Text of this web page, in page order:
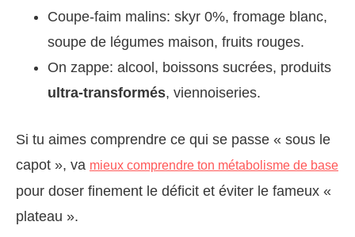
Coupe-faim malins: skyr 0%, fromage blanc,
soupe de légumes maison, fruits rouges.
On zappe: alcool, boissons sucrées, produits
ultra-transformés, viennoiseries.
Si tu aimes comprendre ce qui se passe « sous le
capot », va mieux comprendre ton métabolisme de base
pour doser finement le déficit et éviter le fameux «
plateau ».